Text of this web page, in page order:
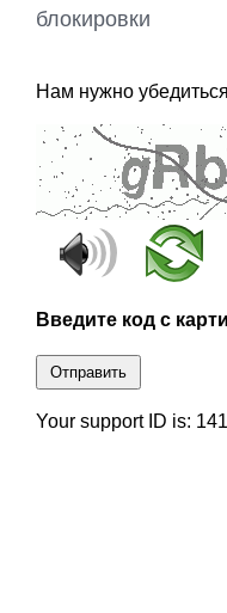
блокировки
Нам нужно
Введите код с
Отправить
Your support ID is: